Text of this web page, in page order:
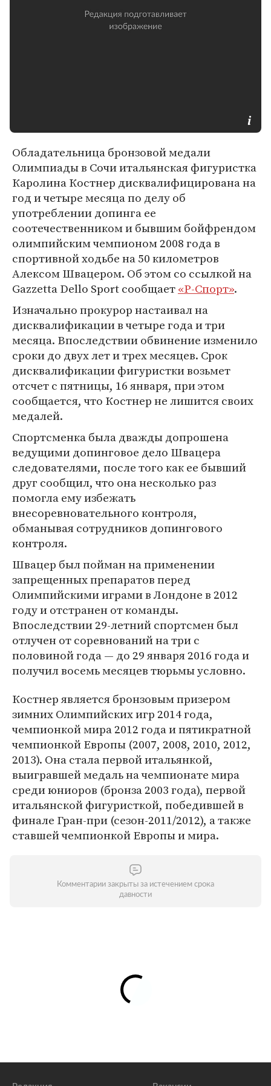
Обладательница бронзовой медали
Олимпиады в Сочи итальянская фигуристка
Каролина Костнер дисквалифицирована на
год и четыре месяца по делу об
употреблении допинга ее
соотечественником и бывшим бойфрендом
олимпийским чемпионом 2008 года в
спортивной ходьбе на 50 километров
Алексом Швацером. Об этом со ссылкой на
Gazzetta Dello Sport сообщает«Р-Спорт».
Изначально прокурор настаивал на
дисквалификации в четыре года и три
месяца. Впоследствии обвинение изменило
сроки до двух лет и трех месяцев. Срок
дисквалификации фигуристки возьмет
отсчет с пятницы, 16 января, при этом
сообщается, что Костнер не лишится своих
медалей.
Спортсменка была дважды допрошена
ведущими допинговое дело Швацера
следователями, после того как ее бывший
друг сообщил, что она несколько раз
помогла ему избежать
внесоревновательного контроля,
обманывая сотрудников допингового
контроля.
Швацер был пойман на применении
запрещенных препаратов перед
Олимпийскими играми в Лондоне в 2012
году и отстранен от команды.
Впоследствии 29-летний спортсмен был
отлучен от соревнований на три с
половиной года — до 29 января 2016 года и
получил восемь месяцев тюрьмы условно.
Костнер является бронзовым призером
зимних Олимпийских игр 2014 года,
чемпионкой мира 2012 года и пятикратной
чемпионкой Европы (2007, 2008, 2010, 2012,
2013). Она стала первой итальянкой,
выигравшей медаль на чемпионате мира
среди юниоров (бронза 2003 года), первой
итальянской фигуристкой, победившей в
финале Гран-при (сезон-2011/2012), а также
ставшей чемпионкой Европы и мира.
Комментарии закрыты за истечением срока
давности